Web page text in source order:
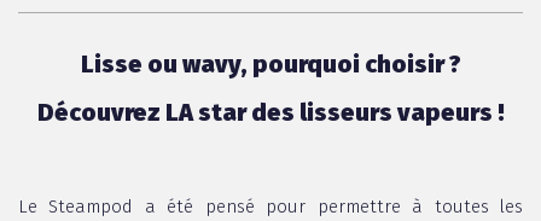
Lisse ou wavy, pourquoi choisir ?
Découvrez LA star des lisseurs vapeurs !
Le Steampod a été pensé pour permettre à toutes les